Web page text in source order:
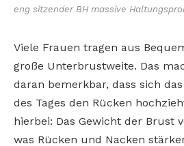
eng sitzender BH massive
Viele Frauen tragen aus
große Unterbrustweite. Das
daran bemerkbar, dass sich
des Tages den Rücken
hierbei: Das Gewicht der Brust
was Rücken und Nacken